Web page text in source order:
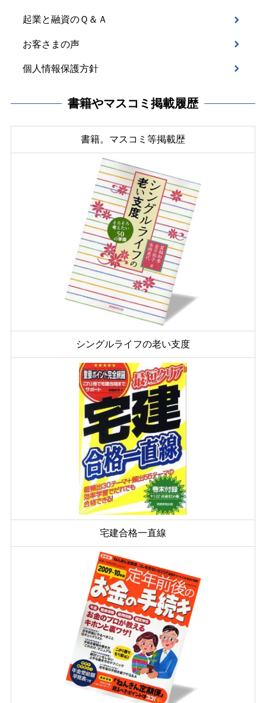
起業と融資のＱ＆Ａ
お客さまの声
個人情報保護方針
書籍やマスコミ掲載履歴
書籍。マスコミ等掲載歴
シングルライフの老い支度
宅建合格一直線